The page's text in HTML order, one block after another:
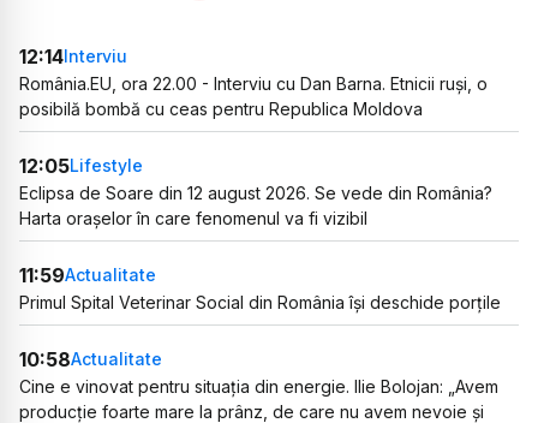
12:14Interviu
România.EU, ora 22.00 - Interviu cu Dan Barna. Etnicii ruși, o
posibilă bombă cu ceas pentru Republica Moldova
12:05Lifestyle
Eclipsa de Soare din 12 august 2026. Se vede din România?
Harta orașelor în care fenomenul va fi vizibil
11:59Actualitate
Primul Spital Veterinar Social din România își deschide porțile
10:58Actualitate
Cine e vinovat pentru situația din energie. Ilie Bolojan: „Avem
producție foarte mare la prânz, de care nu avem nevoie și